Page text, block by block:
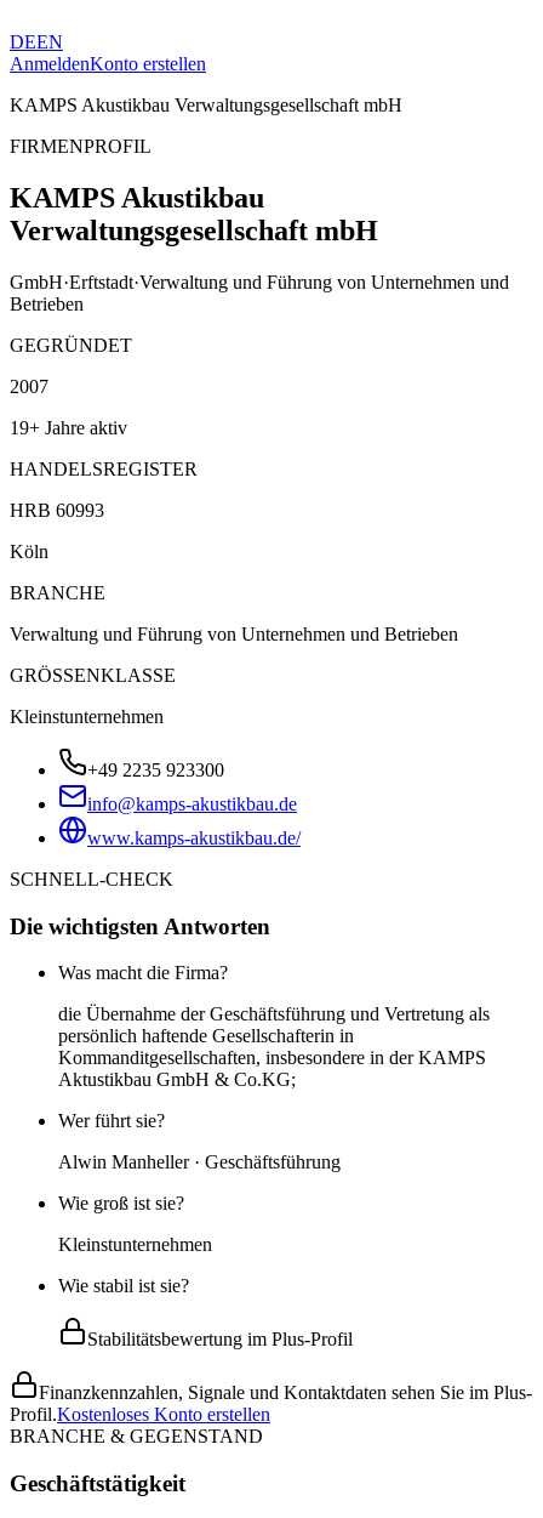
DEEN
AnmeldenKonto erstellen
KAMPS Akustikbau Verwaltungsgesellschaft mbH
FIRMENPROFIL
KAMPS Akustikbau
Verwaltungsgesellschaft mbH
GmbH·Erftstadt·Verwaltung und Führung von Unternehmen und
Betrieben
GEGRÜNDET
2007
19+ Jahre aktiv
HANDELSREGISTER
HRB 60993
Köln
BRANCHE
Verwaltung und Führung von Unternehmen und Betrieben
GRÖSSENKLASSE
Kleinstunternehmen
+49 2235 923300
info@kamps-akustikbau.de
www.kamps-akustikbau.de/
SCHNELL-CHECK
Die wichtigsten Antworten
Was macht die Firma?
die Übernahme der Geschäftsführung und Vertretung als
persönlich haftende Gesellschafterin in
Kommanditgesellschaften, insbesondere in der KAMPS
Aktustikbau GmbH & Co.KG;
Wer führt sie?
Alwin Manheller · Geschäftsführung
Wie groß ist sie?
Kleinstunternehmen
Wie stabil ist sie?
Stabilitätsbewertung im Plus-Profil
Finanzkennzahlen, Signale und Kontaktdaten sehen Sie im Plus-
Profil.Kostenloses Konto erstellen
BRANCHE & GEGENSTAND
Geschäftstätigkeit